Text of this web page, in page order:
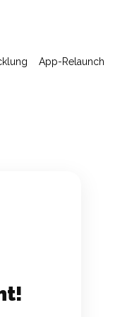
App-Relaunch